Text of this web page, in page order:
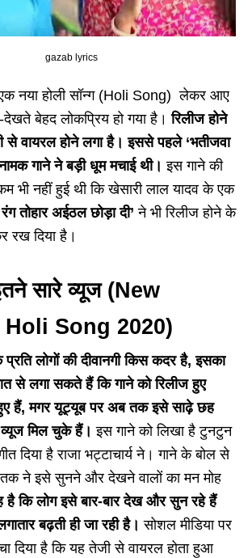
gazab lyrics
नया होली सॉन्ग (Holi Song) लेकर आए
बेहद लोकप्रिय हो गया है। रिलीज होने
से वायरल होने लगा है। इससे पहले ‘भतीजवा
नामक गाने ने बड़ी धूम मचाई थी।इस गाने की
भी नहीं हुई थी कि खेसारी लाल यादव के एक
तोहार अईठल छोड़ा दी’ ने भी रिलीज होने के
रख दिया है।
सारे व्यूज (New
Song 2020)
लोगों की दीवानगी किस कदर है, इसका
से लगा सकते हैं कि गाने को रिलीज हुए
हैं, मगर यूट्यूब पर अब तक इसे साढ़े छह
मिल चुके हैं।इस गाने को लिखा है टुनटुन
दिया है राजा भट्टाचार्य ने। गाने के बोल से
ने इसे सुनने और देखने वालों का मन मोह
है कि लोग इसे बार-बार देख और सुन रहे हैं
बढ़ती ही जा रही है।सोशल मीडिया पर
दिया है कि यह तेजी से वायरल होता हुआ